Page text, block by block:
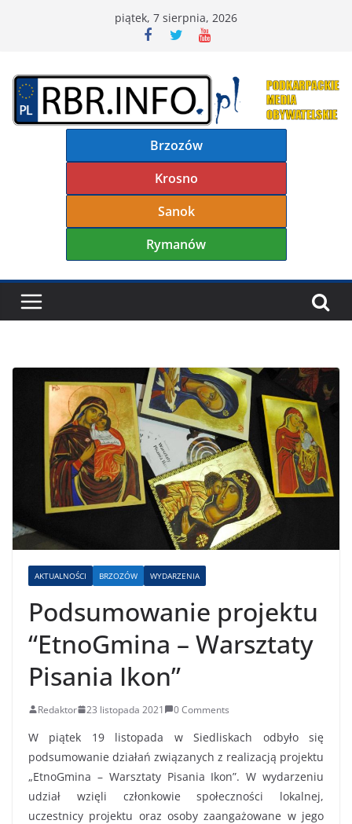
piątek, 7 sierpnia, 2026
Brzozów
Krosno
Sanok
Rymanów
AKTUALNOŚCI BRZOZÓW WYDARZENIA
Podsumowanie projektu
“EtnoGmina – Warsztaty
Pisania Ikon”
Redaktor 23 listopada 2021 0 Comments
W piątek 19 listopada w Siedliskach odbyło się
podsumowanie działań związanych z realizacją projektu
„EtnoGmina – Warsztaty Pisania Ikon”. W wydarzeniu
udział wzięli członkowie społeczności lokalnej,
uczestnicy projektu oraz osoby zaangażowane w jego